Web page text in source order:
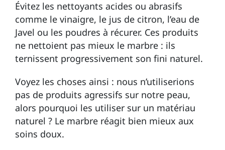
Évitez les nettoyants acides ou abrasifs
comme le vinaigre, le jus de citron, l’eau de
Javel ou les poudres à récurer. Ces produits
ne nettoient pas mieux le marbre : ils
ternissent progressivement son fini naturel.
Voyez les choses ainsi : nous n’utiliserions
pas de produits agressifs sur notre peau,
alors pourquoi les utiliser sur un matériau
naturel ? Le marbre réagit bien mieux aux
soins doux.